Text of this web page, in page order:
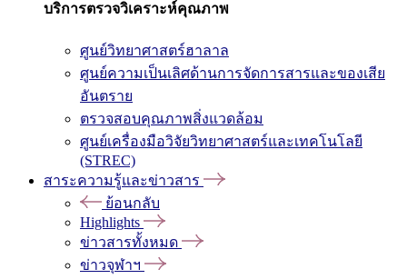
บริการตรวจวิเคราะห์คุณภาพ
ศูนย์วิทยาศาสตร์ฮาลาล
ศูนย์ความเป็นเลิศด้านการจัดการสารและของเสีย
อันตราย
ตรวจสอบคุณภาพสิ่งแวดล้อม
ศูนย์เครื่องมือวิจัยวิทยาศาสตร์และเทคโนโลยี
(STREC)
สาระความรู้และข่าวสาร
ย้อนกลับ
Highlights
ข่าวสารทั้งหมด
ข่าวจุฬาฯ